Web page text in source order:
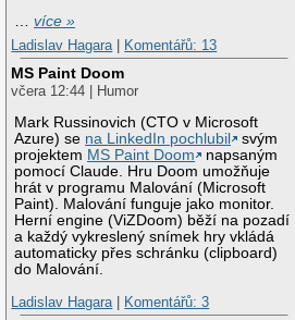
…více »
Ladislav Hagara
Komentářů: 13
MS Paint Doom
včera 12:44 | Humor
Mark Russinovich (CTO v Microsoft
Azure) se na LinkedIn pochlubil
svým
projektem MS Paint Doom
napsaným
pomocí Claude. Hru Doom umožňuje
hrát v programu Malování (Microsoft
Paint). Malování funguje jako monitor.
Herní engine (ViZDoom) běží na pozadí
a každý vykreslený snímek hry vkládá
automaticky přes schránku (clipboard)
do Malování.
Ladislav Hagara
Komentářů: 3